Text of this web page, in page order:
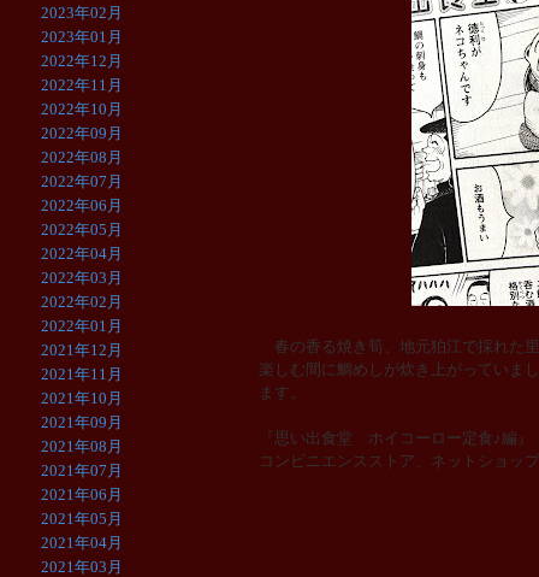
春の香る焼き筍、地元狛江で採れた
楽しむ間に鯛めしが炊き上がっていま
ます。
『思い出食堂 ホイコーロー定食♪編』
コンビニエンスストア、ネットショッ
2023年02月
2023年01月
2022年12月
2022年11月
2022年10月
2022年09月
2022年08月
2022年07月
2022年06月
2022年05月
2022年04月
2022年03月
2022年02月
2022年01月
2021年12月
2021年11月
2021年10月
2021年09月
2021年08月
2021年07月
2021年06月
2021年05月
2021年04月
2021年03月